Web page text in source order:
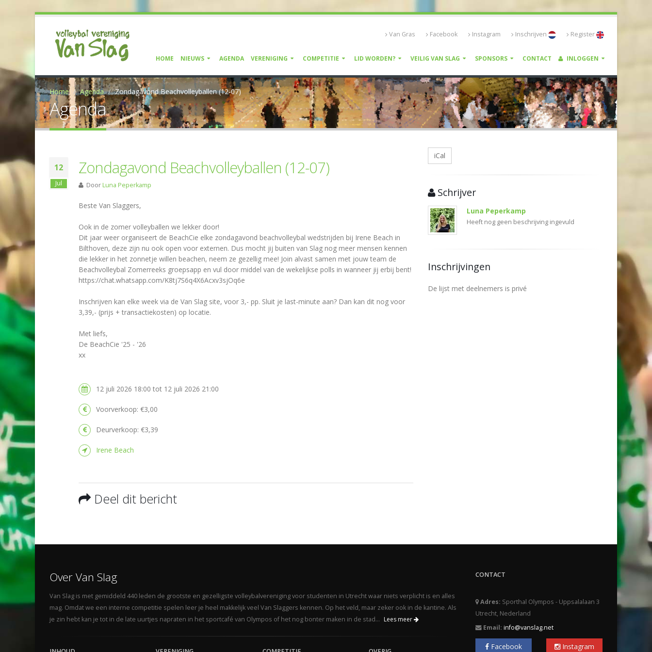
Van Gras Facebook Instagram Inschrijven Register
HOME NIEUWS AGENDA VERENIGING COMPETITIE LID WORDEN? VEILIG VAN SLAG SPONSORS CONTACT INLOGGEN
Home Agenda Zondagavond Beachvolleyballen (12-07)
Agenda
12
Jul
Zondagavond Beachvolleyballen (12-07)
Door Luna Peperkamp
Beste Van Slaggers,
Ook in de zomer volleyballen we lekker door!
Dit jaar weer organiseert de BeachCie elke zondagavond beachvolleybal wedstrijden bij Irene Beach in
Bilthoven, deze zijn nu ook open voor externen. Dus mocht jij buiten van Slag nog meer mensen kennen
die lekker in het zonnetje willen beachen, neem ze gezellig mee! Join alvast samen met jouw team de
Beachvolleybal Zomerreeks groepsapp en vul door middel van de wekelijkse polls in wanneer jij erbij bent!
https://chat.whatsapp.com/K8tj7S6q4X6Acxv3sjOq6e
Inschrijven kan elke week via de Van Slag site, voor 3,- pp. Sluit je last-minute aan? Dan kan dit nog voor
3,39,- (prijs + transactiekosten) op locatie.
Met liefs,
De BeachCie '25 - '26
xx
12 juli 2026 18:00 tot 12 juli 2026 21:00
Voorverkoop: €3,00
Deurverkoop: €3,39
Irene Beach
Deel dit bericht
iCal
Schrijver
Luna Peperkamp
Heeft nog geen beschrijving ingevuld
Inschrijvingen
De lijst met deelnemers is privé
Over Van Slag
Van Slag is met gemiddeld 440 leden de grootste en gezelligste volleybalvereniging voor studenten in Utrecht waar niets verplicht is en alles
mag. Omdat we een interne competitie spelen leer je heel makkelijk veel Van Slaggers kennen. Op het veld, maar zeker ook in de kantine. Als
je zin hebt kan je tot in de late uurtjes napraten in het sportcafé van Olympos of het nog bonter maken in de stad... Lees meer
CONTACT
Adres: Sporthal Olympos - Uppsalalaan 3
Utrecht, Nederland
Email: info@vanslag.net
Facebook Instagram